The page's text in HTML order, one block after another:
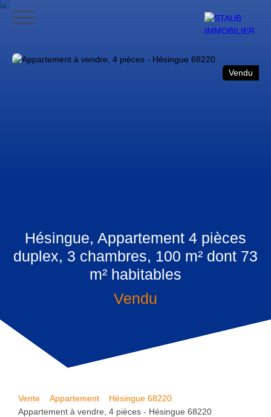
ACCUEIL ACHETER VENDRE NOS AVIS CONTACT
Vendu
Hésingue, Appartement 4 pièces
duplex, 3 chambres, 100 m² dont 73
m² habitables
Vendu
Vente Appartement
Hésingue 68220
Appartement à vendre, 4 pièces - Hésingue 68220